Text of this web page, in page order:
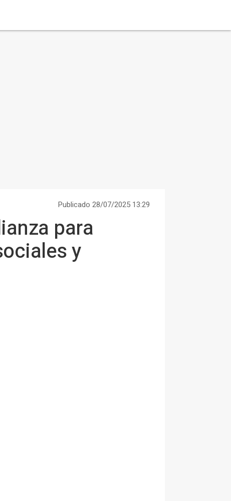
Publicado 28/07/2025 13:29
para
y